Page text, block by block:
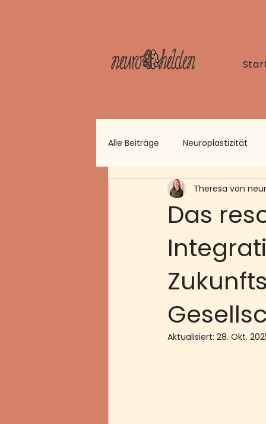
Alle Beiträge Neuroplastizität
Das
Theresa von
Aktualisiert: 28. Okt.